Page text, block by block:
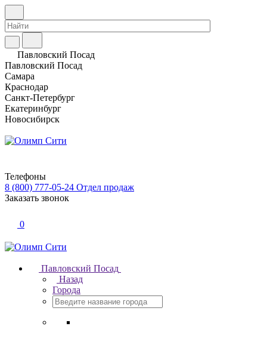
Павловский Посад
Павловский Посад
Самара
Краснодар
Санкт-Петербург
Екатеринбург
Новосибирск
Телефоны
8 (800) 777-05-24 Отдел продаж
Заказать звонок
0
Павловский Посад
Назад
Города